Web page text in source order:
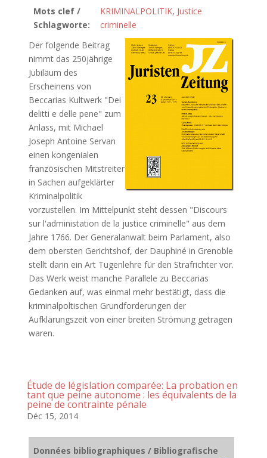
Mots clef /
Schlagworte:
KRIMINALPOLITIK, Justice
criminelle
Der folgende Beitrag
nimmt das 250jährige
Jubiläum des
Erscheinens von
Beccarias Kultwerk "Dei
delitti e delle pene" zum
Anlass, mit Michael
Joseph Antoine Servan
einen kongenialen
französischen Mitstreiter
in Sachen aufgeklärter
Kriminalpolitik
vorzustellen. Im Mittelpunkt steht dessen "Discours
sur l'administation de la justice criminelle" aus dem
Jahre 1766. Der Generalanwalt beim Parlament, also
dem obersten Gerichtshof, der Dauphiné in Grenoble
stellt darin ein Art Tugenlehre für den Strafrichter vor.
Das Werk weist manche Parallele zu Beccarias
Gedanken auf, was einmal mehr bestätigt, dass die
kriminalpoltischen Grundforderungen der
Aufklärungszeit von einer breiten Strömung getragen
waren.
Étude de législation comparée: La probation en
tant que peine autonome : les équivalents de la
peine de contrainte pénale
Déc 15, 2014
Données bibliographiques / Bibliografische